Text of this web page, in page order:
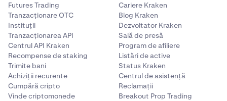
Futures Trading
Tranzacționare OTC
Instituții
Tranzacționarea API
Centrul API Kraken
Recompense de staking
Trimite bani
Achiziții recurente
Cumpără cripto
Vinde criptomonede
Cariere Kraken
Blog Kraken
Dezvoltator Kraken
Sală de presă
Program de afiliere
Listări de active
Status Kraken
Centrul de asistență
Reclamații
Breakout Prop Trading